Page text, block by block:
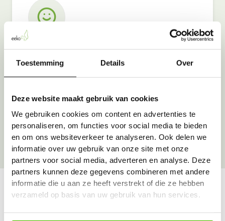
Toestemming Details Over
Deze website maakt gebruik van cookies
We gebruiken cookies om content en advertenties te
personaliseren, om functies voor social media te bieden
en om ons websiteverkeer te analyseren. Ook delen we
informatie over uw gebruik van onze site met onze
partners voor social media, adverteren en analyse. Deze
partners kunnen deze gegevens combineren met andere
informatie die u aan ze heeft verstrekt of die ze hebben
verzameld op basis van uw gebruik van hun services.
Door bij Kwantum Roeselare in te leveren,
steunt u: CLINICLOWNS